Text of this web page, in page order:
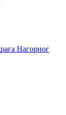
Нагорног